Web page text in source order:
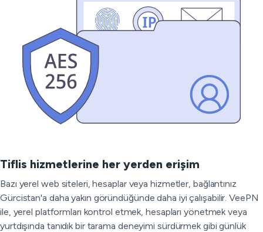
Tiflis hizmetlerine her yerden erişim
Bazı yerel web siteleri, hesaplar veya hizmetler, bağlantınız
Gürcistan'a daha yakın göründüğünde daha iyi çalışabilir. VeePN
ile, yerel platformları kontrol etmek, hesapları yönetmek veya
yurtdışında tanıdık bir tarama deneyimi sürdürmek gibi günlük